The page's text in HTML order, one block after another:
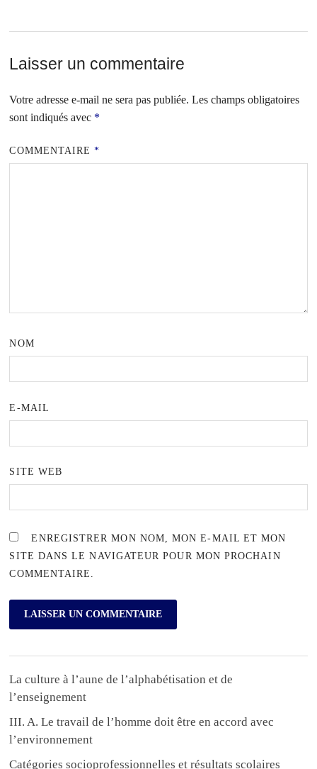
Laisser un commentaire
Votre adresse e-mail ne sera pas publiée. Les champs obligatoires
sont indiqués avec *
COMMENTAIRE*
NOM
E-MAIL
SITE WEB
ENREGISTRER MON NOM, MON E-MAIL ET MON
SITE DANS LE NAVIGATEUR POUR MON PROCHAIN
COMMENTAIRE.
La culture à l’aune de l’alphabétisation et de
l’enseignement
III. A. Le travail de l’homme doit être en accord avec
l’environnement
Catégories socioprofessionnelles et résultats scolaires